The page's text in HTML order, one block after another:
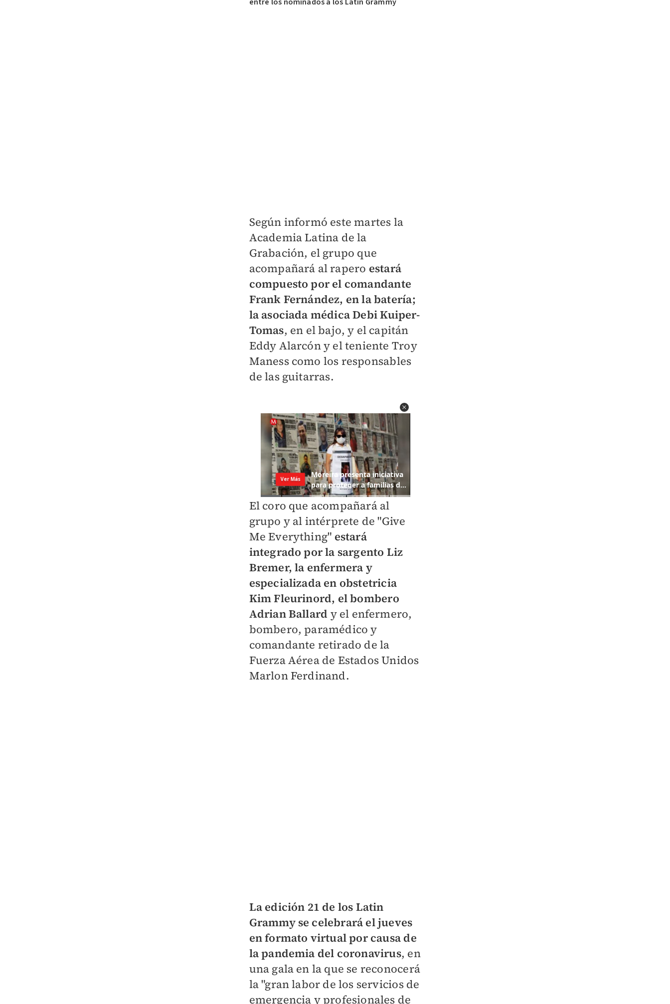
Según informó este martes la
Academia Latina de la
Grabación, el grupo que
acompañará al rapero estará
compuesto por el comandante
Frank Fernández, en la batería;
la asociada médica Debi Kuiper-
Tomas, en el bajo, y el capitán
Eddy Alarcón y el teniente Troy
Maness como los responsables
de las guitarras.
El coro que acompañará al
grupo y al intérprete de "Give
Me Everything" estará
integrado por la sargento Liz
Bremer, la enfermera y
especializada en obstetricia
Kim Fleurinord, el bombero
Adrian Ballard y el enfermero,
bombero, paramédico y
comandante retirado de la
Fuerza Aérea de Estados Unidos
Marlon Ferdinand.
La edición 21 de los Latin
Grammy se celebrará el jueves
en formato virtual por causa de
la pandemia del coronavirus, en
una gala en la que se reconocerá
la "gran labor de los servicios de
emergencia y profesionales de